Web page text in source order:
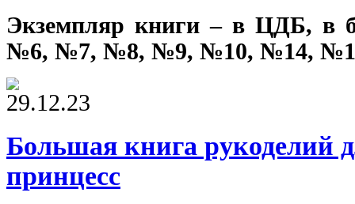
Экземпляр книги – в ЦДБ, в
№6, №7, №8, №9, №10, №14,
29.12.23
Большая книга рукоделий
принцесс